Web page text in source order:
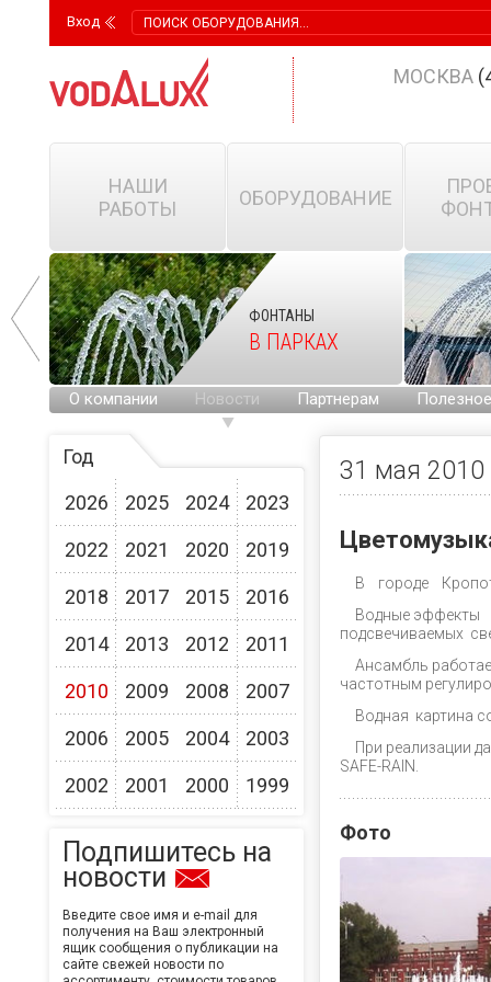
Вход
МОСКВА
НАШИ
РАБОТЫ
ОБОРУДОВАНИЕ
ФОНТАНЫ
В ПАРКАХ
О компании Новости Партнерам Полезное
Год
2026
2025 2024 2023
2022 2021 2020 2019
2018 2017 2015 2016
2014 2013 2012 2011
2010 2009 2008 2007
2006 2005 2004 2003
2002 2001 2000 1999
Подпишитесь на
новости
Введите свое имя и e-mail для
получения на Ваш электронный
ящик сообщения о публикации на
сайте свежей новости по
31 мая 2010
В городе
Водные эффекты
подсвечиваемых
Ансамбль
частотным
Водная картина
При реализации
SAFE-RAIN.
Фото